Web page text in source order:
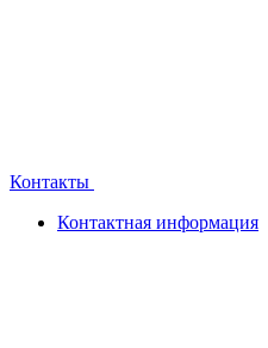
Контакты
Контактная информация